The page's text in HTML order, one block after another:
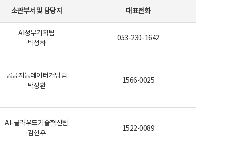
소관부서 및 담당자 대표전화
AI정부기획팀
박성하
053-230-1642
공공지능데이터개방팀
박성환
1566-0025
AI-클라우드기술혁신팀
김현우
1522-0089